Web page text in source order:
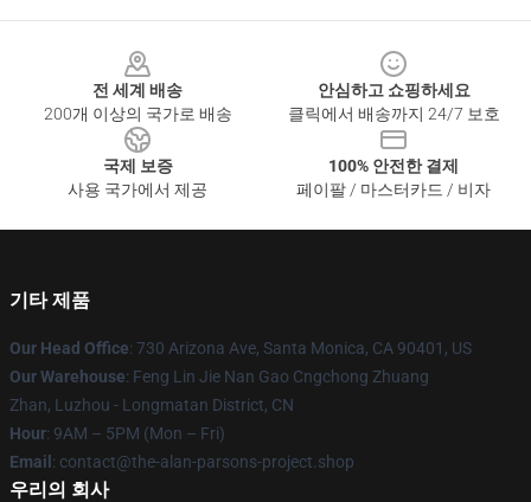
전 세계 배송
200개 이상의 국가로 배송
안심하고 쇼핑하세요
클릭에서 배송까지 24/7 보호
국제 보증
사용 국가에서 제공
100% 안전한 결제
페이팔 / 마스터카드 / 비자
기타 제품
Our Head Office: 730 Arizona Ave, Santa Monica, CA 90401, US
Our Warehouse: Feng Lin Jie Nan Gao Cngchong Zhuang
Zhan, Luzhou - Longmatan District, CN
Hour: 9AM – 5PM (Mon – Fri)
Email : contact@the-alan-parsons-project.shop
우리의 회사